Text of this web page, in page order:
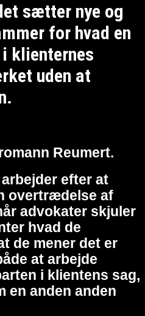
sætter nye og
for hvad en
klienternes
uden at
Reumert.
efter at
overtrædelse af
advokater skjuler
hvad de
de mener det er
at arbejde
i klientens sag,
en anden anden